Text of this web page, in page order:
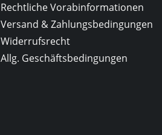
Rechtliche Vorabinformationen
Versand & Zahlungsbedingungen
Widerrufsrecht
Allg. Geschäftsbedingungen